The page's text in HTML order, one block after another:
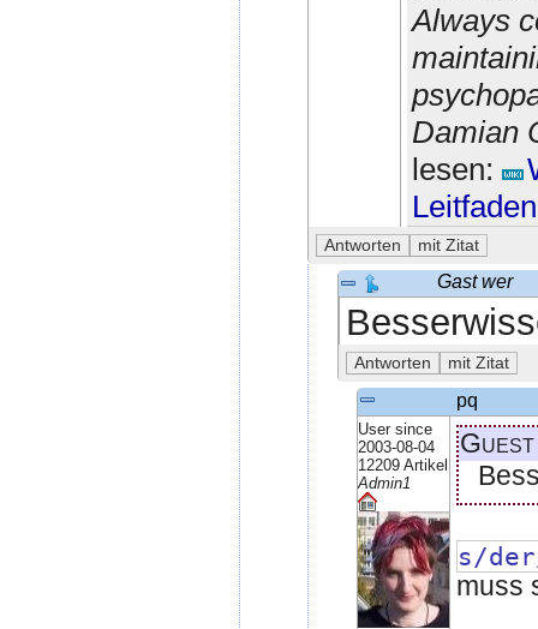
Always
Damian
lesen:
Gast wer
pq
User since
2003-08-04
12209 Artikel
Admin1
s/
muss